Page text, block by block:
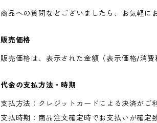
商品への質問などございましたら、お気軽に
販売価格
販売価格は、表示された金額（表示価格/消費
代金の支払方法・時期
支払方法：クレジットカードによる決済がご
支払時期：商品注文確定時でお支払いが確定